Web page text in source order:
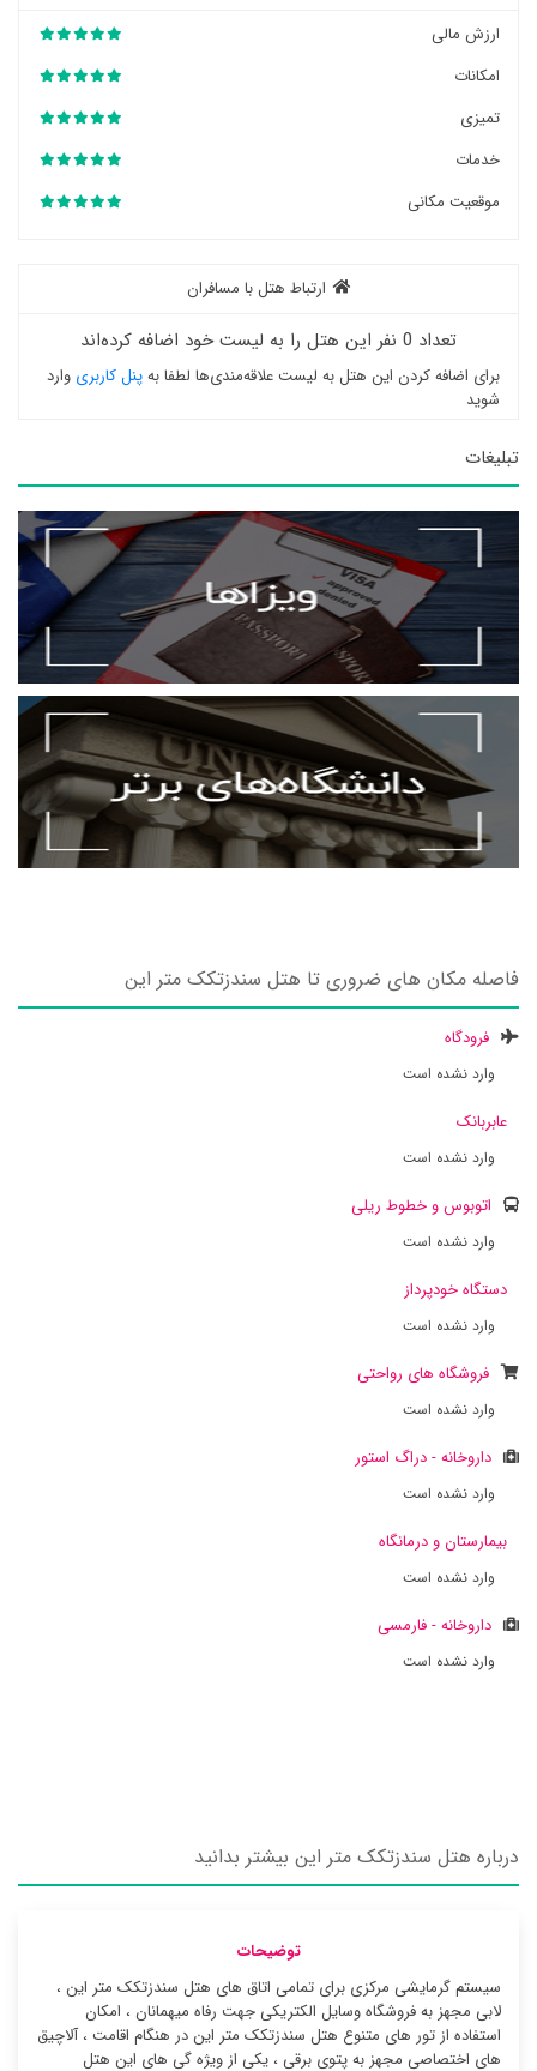
ارزش مالی
امکانات
تمیزی
خدمات
موقعیت مکانی
ارتباط هتل با مسافران
تعداد 0 نفر این هتل را به لیست خود اضافه کرده‌اند
برای اضافه کردن این هتل به لیست علاقه‌مندی‌ها لطفا بهپنل کاربری وارد
شوید
تبلیغات
فاصله مکان های ضروری تا هتل سندزتکک متر این
فرودگاه
وارد نشده است
عابربانک
وارد نشده است
اتوبوس و خطوط ریلی
وارد نشده است
دستگاه خودپرداز
وارد نشده است
فروشگاه های رواحتی
وارد نشده است
داروخانه - دراگ استور
وارد نشده است
بیمارستان و درمانگاه
وارد نشده است
داروخانه - فارمسی
وارد نشده است
درباره هتل سندزتکک متر این بیشتر بدانید
توضیحات
سیستم گرمایشی مرکزی برای تمامی اتاق های هتل سندزتکک متر این ،
لابی مجهز به فروشگاه وسایل الکتریکی جهت رفاه میهمانان ، امکان
استفاده از تور های متنوع هتل سندزتکک متر این در هنگام اقامت ، آلاچیق
های اختصاصی مجهز به پتوی برقی ، یکی از ویژه گی های این هتل